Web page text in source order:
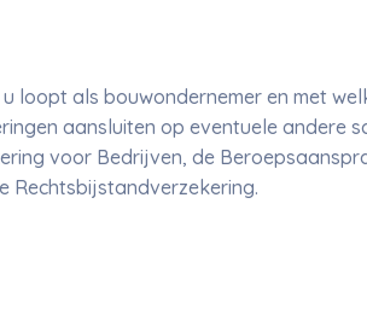
u loopt als bouwondernemer en met
aansluiten op eventuele andere
voor Bedrijven, de
Rechtsbijstandverzekering.